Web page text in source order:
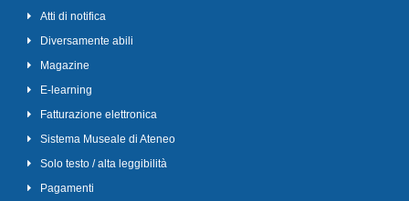
Atti di notifica
Diversamente abili
Magazine
E-learning
Fatturazione elettronica
Sistema Museale di Ateneo
Solo testo / alta leggibilità
Pagamenti